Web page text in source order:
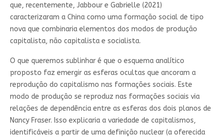
que, recentemente, Jabbour e Gabrielle (2021)
caracterizaram a China como uma formação social de tipo
nova que combinaria elementos dos modos de produção
capitalista, não capitalista e socialista.
O que queremos sublinhar é que o esquema analítico
proposto faz emergir as esferas ocultas que ancoram a
reprodução do capitalismo nas formações sociais. Este
modo de produção se reproduz nas formações sociais via
relações de dependência entre as esferas dos dois planos de
Nancy Fraser. Isso explicaria a variedade de capitalismos,
identificáveis a partir de uma definição nuclear (a oferecida